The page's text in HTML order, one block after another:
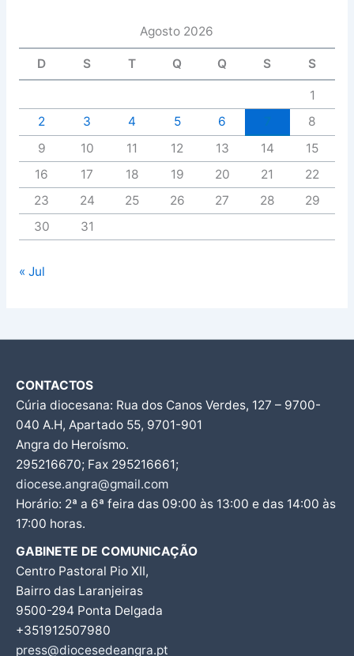
Agosto 2026
D S T Q Q S S
1
2
3 4 5 6
8
9
10 11 12 13 14
15
16
17 18 19 20 21
22
23
24 25 26 27 28
29
30
31
« Jul
CONTACTOS
Cúria diocesana: Rua dos Canos Verdes, 127 – 9700-
040 A.H, Apartado 55, 9701-901
Angra do Heroísmo.
295216670; Fax 295216661;
diocese.angra@gmail.com
Horário: 2ª a 6ª feira das 09:00 às 13:00 e das 14:00 às
17:00 horas.
GABINETE DE COMUNICAÇÃO
Centro Pastoral Pio XII,
Bairro das Laranjeiras
9500-294 Ponta Delgada
+351912507980
press@diocesedeangra.pt